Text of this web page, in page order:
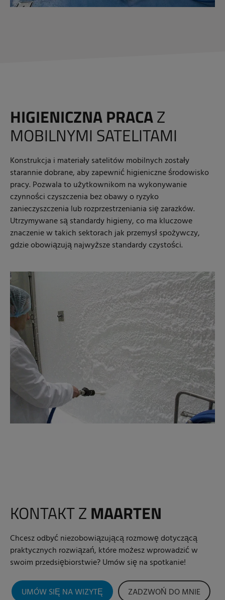
HIGIENICZNA PRACAZ
MOBILNYMI SATELITAMI
Konstrukcja i materiały satelitów mobilnych zostały
starannie dobrane, aby zapewnić higieniczne środowisko
pracy. Pozwala to użytkownikom na wykonywanie
czynności czyszczenia bez obawy o ryzyko
zanieczyszczenia lub rozprzestrzeniania się zarazków.
Utrzymywane są standardy higieny, co ma kluczowe
znaczenie w takich sektorach jak przemysł spożywczy,
gdzie obowiązują najwyższe standardy czystości.
KONTAKT Z MAARTEN
Chcesz odbyć niezobowiązującą rozmowę dotyczącą
praktycznych rozwiązań, które możesz wprowadzić w
swoim przedsiębiorstwie? Umów się na spotkanie!
UMÓW SIĘ NA WIZYTĘ ZADZWOŃ DO MNIE